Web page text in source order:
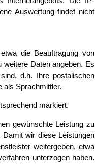
Auswertung findet nicht
die Beauftragung von
weitere Daten angeben. Es
d.h. Ihre postalischen
als Sprachmittler.
markiert.
gewünschte Leistung zu
Damit wir diese Leistungen
weitergeben, etwa
unterzogen haben.